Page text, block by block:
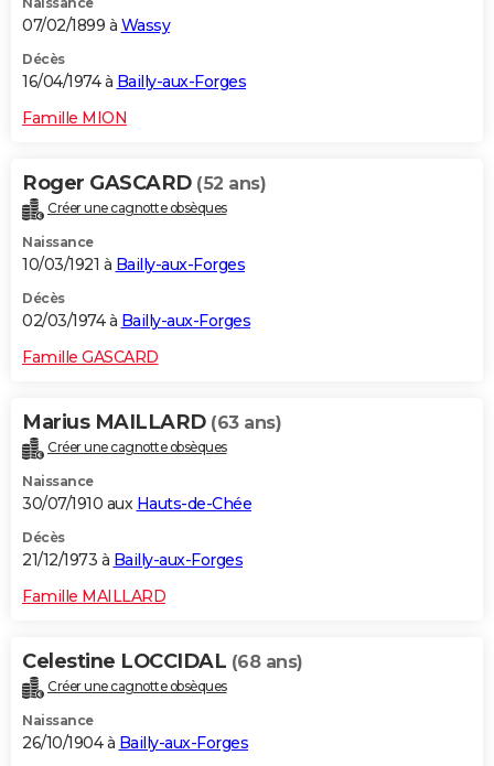
07/02/1899 à Wassy
Décès
16/04/1974 à Bailly-aux-Forges
Famille MION
Roger GASCARD (52 ans)
Créer une cagnotte obsèques
Naissance
10/03/1921 à Bailly-aux-Forges
Décès
02/03/1974 à Bailly-aux-Forges
Famille GASCARD
Marius MAILLARD (63 ans)
Créer une cagnotte obsèques
Naissance
30/07/1910 aux Hauts-de-Chée
Décès
21/12/1973 à Bailly-aux-Forges
Famille MAILLARD
Celestine LOCCIDAL (68 ans)
Créer une cagnotte obsèques
Naissance
26/10/1904 à Bailly-aux-Forges